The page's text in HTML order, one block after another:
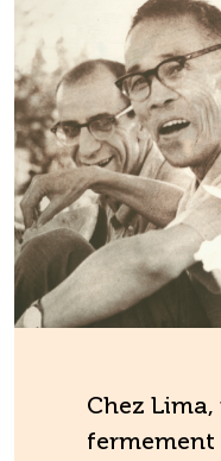
Chez Lima,
fermement